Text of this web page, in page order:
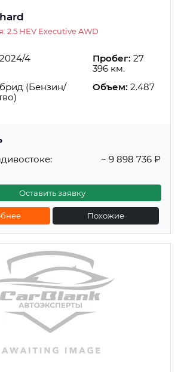
2.5 HEV Executive AWD
2024/4 Пробег: 27
396 км.
(Бензин/
Объем: 2.487
~ 9 898 736 ₽
Оставить заявку
Похожие